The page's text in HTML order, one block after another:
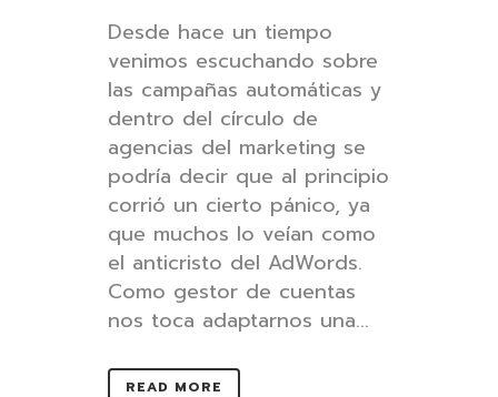
Desde hace un tiempo
venimos escuchando sobre
las campañas automáticas y
dentro del círculo de
agencias del marketing se
podría decir que al principio
corrió un cierto pánico, ya
que muchos lo veían como
el anticristo del AdWords.
Como gestor de cuentas
nos toca adaptarnos una...
READ MORE